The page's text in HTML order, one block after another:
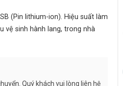
(Pin lithium-ion). Hiệu suất làm
vệ sinh hành lang, trong nhà
Quý khách vui lòng liên hệ